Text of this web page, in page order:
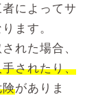
によってサ
ます。
れた場合、
されたり、
険がありま